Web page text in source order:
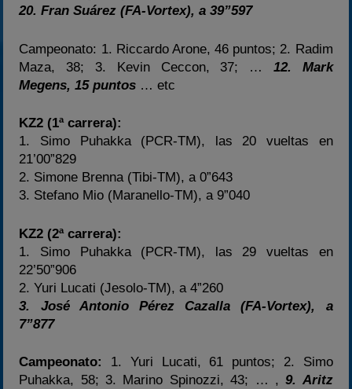
20. Fran Suárez (FA-Vortex), a 39”597
Campeonato: 1. Riccardo Arone, 46 puntos; 2. Radim
Maza, 38; 3. Kevin Ceccon, 37; … 12. Mark
Megens, 15 puntos … etc
KZ2 (1ª carrera):
1. Simo Puhakka (PCR-TM), las 20 vueltas en
21’00”829
2. Simone Brenna (Tibi-TM), a 0”643
3. Stefano Mio (Maranello-TM), a 9”040
KZ2 (2ª carrera):
1. Simo Puhakka (PCR-TM), las 29 vueltas en
22’50”906
2. Yuri Lucati (Jesolo-TM), a 4”260
3. José Antonio Pérez Cazalla (FA-Vortex), a
7”877
Campeonato:
1. Yuri Lucati, 61 puntos; 2. Simo
Puhakka, 58; 3. Marino Spinozzi, 43; … ,9. Aritz